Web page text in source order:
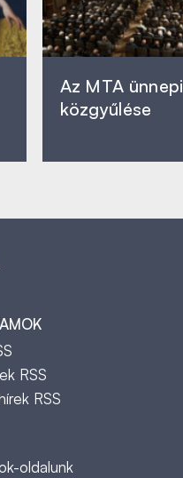
Az MTA ünnepi
közgyűlése
RSS
RSS
oldalunk